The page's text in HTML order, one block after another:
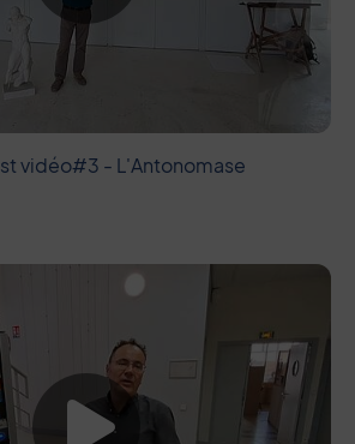
vidéo#3 - L'Antonomase
Lancer la